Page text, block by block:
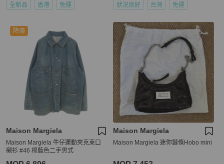
全新品 香港 免運 狀況良好 台灣 免運
降價
Maison Margiela
Maison Margiela 牛仔運動夾克束口
襯衫 #46 棉藍色二手男式
Maison Margiela
Maison Margiela 迷你鏈條Hobo mini